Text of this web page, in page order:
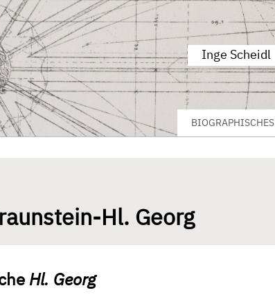
Hl. Georg
Inge Scheidl
BIOGRAPHISCHES
Hl. Georg
Hl. Georg